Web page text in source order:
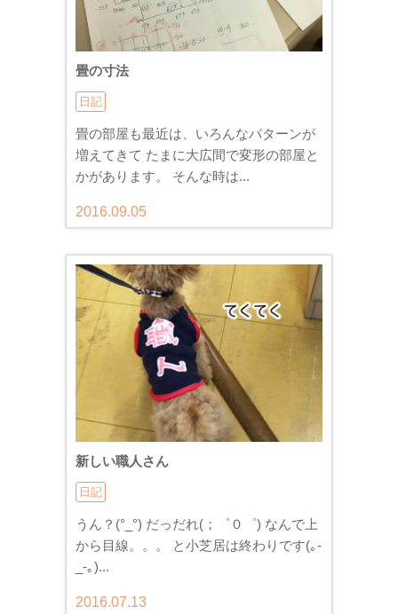
畳の寸法
日記
畳の部屋も最近は、いろんなパターンが
増えてきて たまに大広間で変形の部屋と
かがあります。 そんな時は...
2016.09.05
新しい職人さん
日記
うん？(°_°) だっだれ(；゜０゜) なんで上
から目線。。。 と小芝居は終わりです(｡-
_-｡)...
2016.07.13